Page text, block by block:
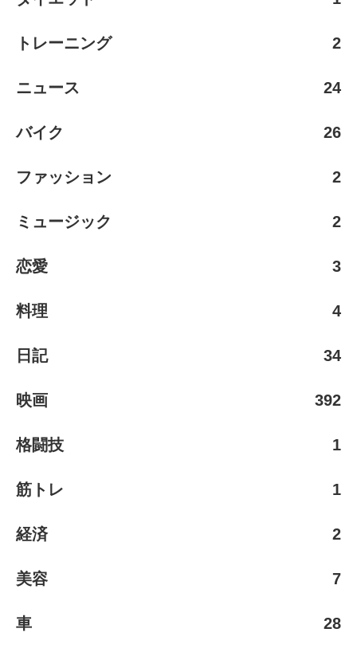
トレーニング 2
ニュース 24
バイク 26
ファッション 2
ミュージック 2
恋愛 3
料理 4
日記 34
映画 392
格闘技 1
筋トレ 1
経済 2
美容 7
車 28